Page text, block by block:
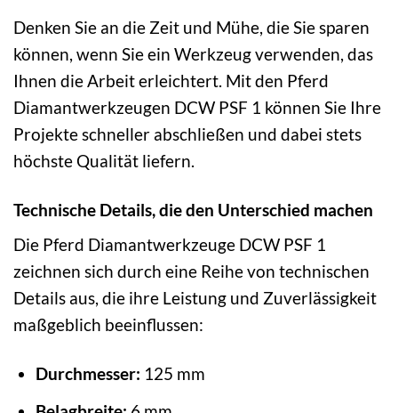
Denken Sie an die Zeit und Mühe, die Sie sparen
können, wenn Sie ein Werkzeug verwenden, das
Ihnen die Arbeit erleichtert. Mit den Pferd
Diamantwerkzeugen DCW PSF 1 können Sie Ihre
Projekte schneller abschließen und dabei stets
höchste Qualität liefern.
Technische Details, die den Unterschied machen
Die Pferd Diamantwerkzeuge DCW PSF 1
zeichnen sich durch eine Reihe von technischen
Details aus, die ihre Leistung und Zuverlässigkeit
maßgeblich beeinflussen:
Durchmesser: 125 mm